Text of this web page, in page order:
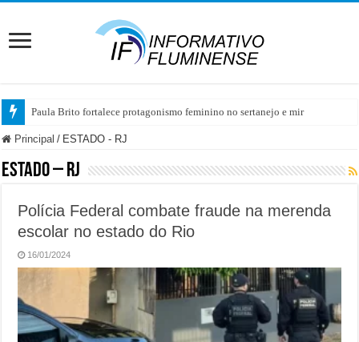
Paula Brito fortalece protagonismo feminino no sertanejo e mira em projeto
Principal / ESTADO - RJ
ESTADO – RJ
Polícia Federal combate fraude na merenda
escolar no estado do Rio
16/01/2024